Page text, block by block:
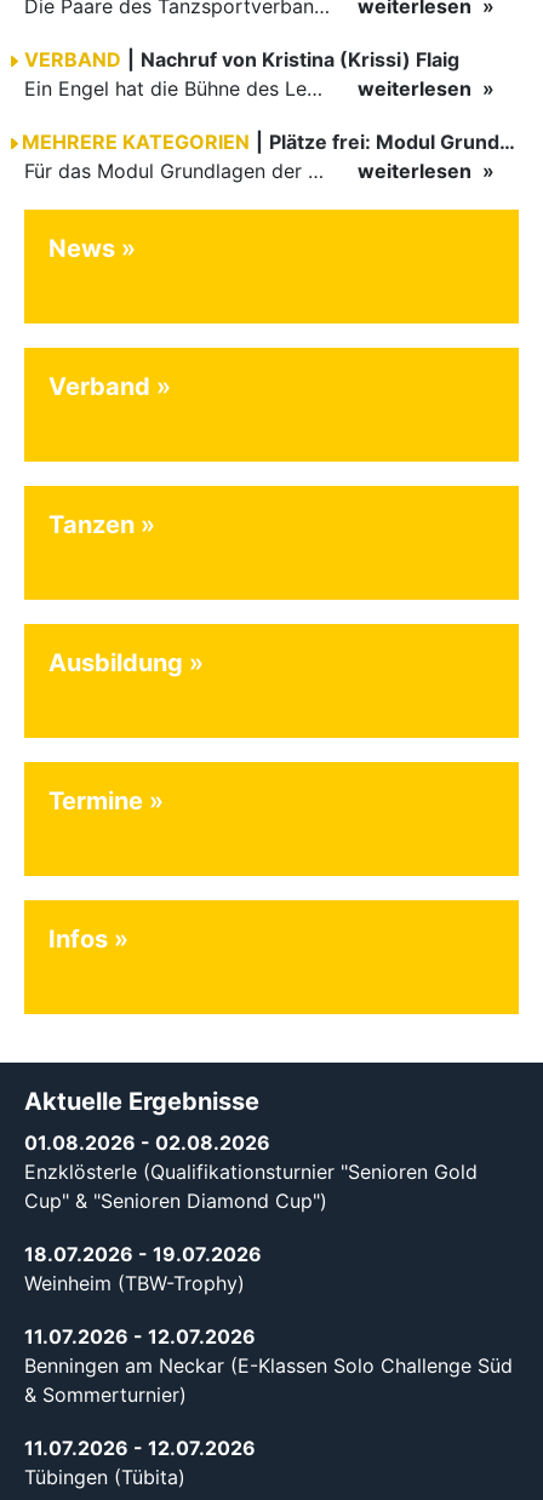
Die Paare des Tanzsportverbandes Baden-Württemberg (TBW) glänzten auf dem internationalen Parkett des Vienna Dance Concourse 2026 im Wiener Rathaus mit hervorragenden Platzierungen Ergebnisse unter: … weiterlesen
VERBAND
Nachruf von Kristina (Krissi) Flaig
Ein Engel hat die Bühne des Lebens verlassen. Viel zu früh, plötzlich und für uns alle unfassbar, wurde unsere geliebte Kristina (Krissi) Flaig im Alter von 36 Jahren aus dem Leben gerissen. Das Tanzen…
weiterlesen
MEHRERE KATEGORIEN
Plätze frei: Modul Grundlagen
Für das Modul Grundlagen der Breitensportausbildung vom 10. bis 13. September an der Landessportschule Albstadt sind noch Plätze frei. Das Modul kann auch für den Lizenzerhalt (30 LE fachlich) genutzt…
weiterlesen
News
Verband
Tanzen
Ausbildung
Termine
Infos
Aktuelle Ergebnisse
01.08.2026 - 02.08.2026
Enzklösterle (Qualifikationsturnier "Senioren Gold
Cup" & "Senioren Diamond Cup")
18.07.2026 - 19.07.2026
Weinheim (TBW-Trophy)
11.07.2026 - 12.07.2026
Benningen am Neckar (E-Klassen Solo Challenge Süd
& Sommerturnier)
11.07.2026 - 12.07.2026
Tübingen (Tübita)